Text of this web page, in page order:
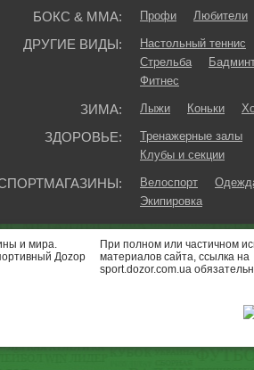
БОКС & ММА: Профи Любители
ДРУГИЕ ВИДЫ:
Настольный теннис
Стрельба
Фитнес
ЗИМА: Лыжи Коньки
ЗДОРОВЬЕ:
Тренажерные залы
Клубы и секции
Велоспорт
Экипировка
и мира.
Доzор
При полном или частичном
материалов сайта, ссылка на
sport.dozor.com.ua